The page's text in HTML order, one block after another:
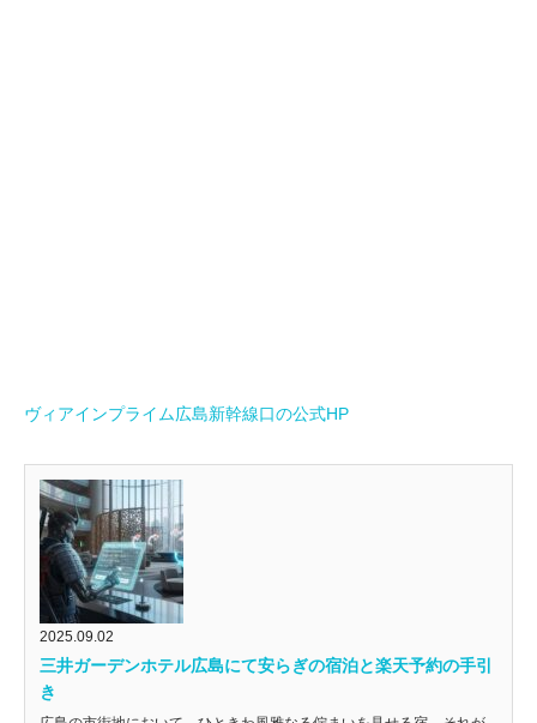
ヴィアインプライム広島新幹線口の公式HP
2025.09.02
三井ガーデンホテル広島にて安らぎの宿泊と楽天予約の手引
き